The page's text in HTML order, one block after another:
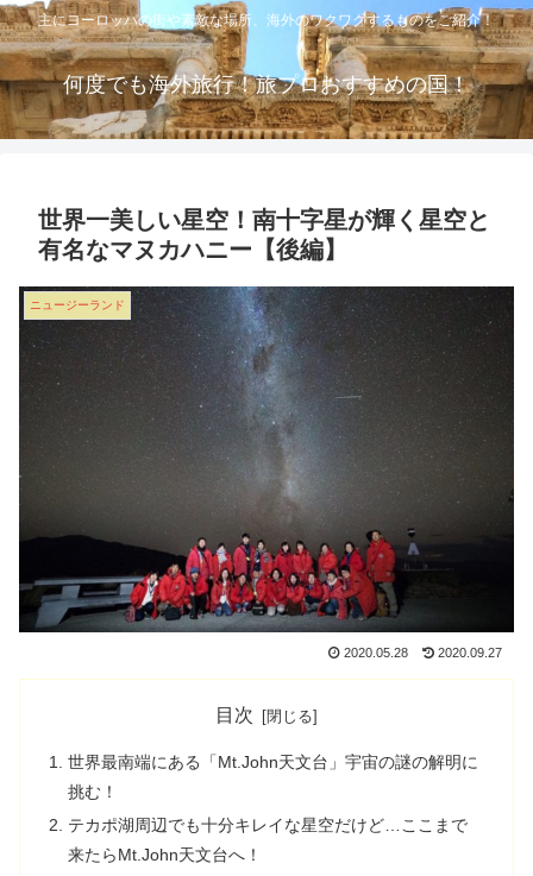
主にヨーロッパの街や素敵な場所、海外のワクワクするものをご紹介！
何度でも海外旅行！旅プロおすすめの国！
世界一美しい星空！南十字星が輝く星空と
有名なマヌカハニー【後編】
ニュージーランド
2020.05.28 2020.09.27
目次
世界最南端にある「Mt.John天文台」宇宙の謎の解明に
挑む！
テカポ湖周辺でも十分キレイな星空だけど…ここまで
来たらMt.John天文台へ！